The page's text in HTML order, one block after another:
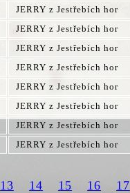
JERRY z Jestřebích hor
JERRY z Jestřebích hor
JERRY z Jestřebích hor
JERRY z Jestřebích hor
JERRY z Jestřebích hor
JERRY z Jestřebích hor
JERRY z Jestřebích hor
JERRY z Jestřebích hor
13 14 15 16 17